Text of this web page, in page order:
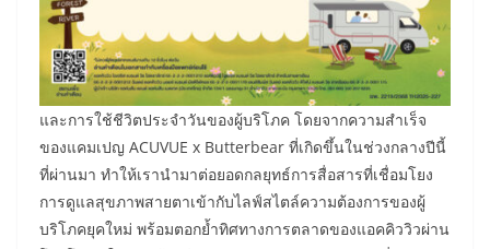
และการใช้ชีวิตประจำวันของผู้บริโภค โดยจากความสำเร็จ
ของแคมเปญ ACUVUE x Butterbear ที่เกิดขึ้นในช่วงกลางปีนี้
ที่ผ่านมา ทำให้เรานำมาต่อยอดกลยุทธ์การสื่อสารที่เชื่อมโยง
การดูแลสุขภาพสายตาเข้ากับไลฟ์สไตล์ความต้องการของผู้
บริโภคยุคใหม่ พร้อมตอกย้ำทิศทางการตลาดของแอคคิววิวผ่าน